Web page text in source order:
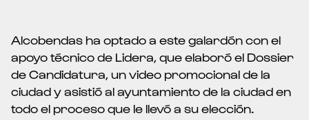
Alcobendas ha optado a este galardón con el
apoyo técnico de Lidera, que elaboró el Dossier
de Candidatura, un video promocional de la
ciudad y asistió al ayuntamiento de la ciudad en
todo el proceso que le llevó a su elección.